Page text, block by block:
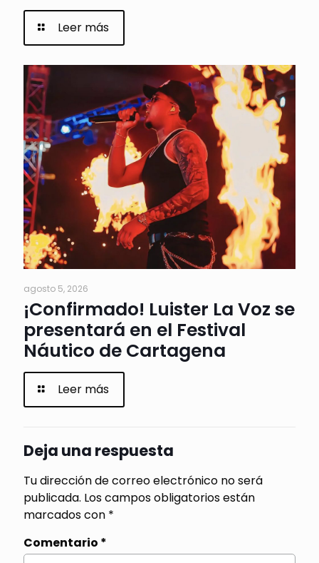
Leer más
agosto 5, 2026
¡Confirmado! Luister La Voz se
presentará en el Festival
Náutico de Cartagena
Leer más
Deja una respuesta
Tu dirección de correo electrónico no será
publicada. Los campos obligatorios están
marcados con *
Comentario *